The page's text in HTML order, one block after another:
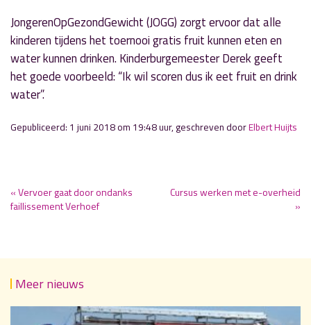
JongerenOpGezondGewicht (JOGG) zorgt ervoor dat alle
kinderen tijdens het toernooi gratis fruit kunnen eten en
water kunnen drinken. Kinderburgemeester Derek geeft
het goede voorbeeld: “Ik wil scoren dus ik eet fruit en drink
water”.
Gepubliceerd: 1 juni 2018 om 19:48 uur, geschreven doorElbert Huijts
« Vervoer gaat door ondanks
faillissement Verhoef
Cursus werken met e-overheid
»
Meer nieuws